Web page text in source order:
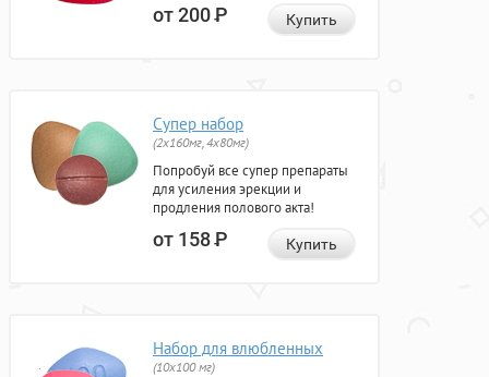
от 200Р Купить
Супер набор
(2х160мг, 4х80мг)
Попробуй все супер препараты
для усиления эрекции и
продления полового акта!
от 158Р Купить
Набор для влюбленных
(10х100 мг)